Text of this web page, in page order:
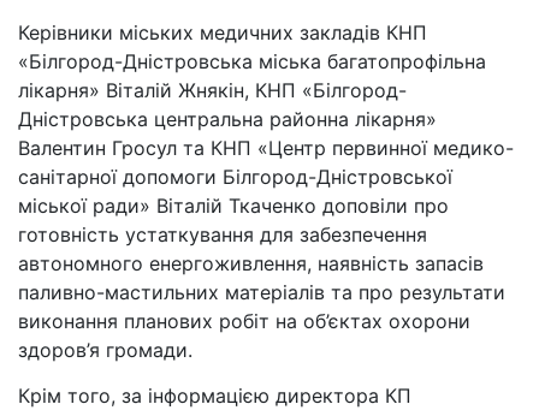
Керівники міських медичних закладів КНП
«Білгород-Дністровська міська багатопрофільна
лікарня» Віталій Жнякін, КНП «Білгород-
Дністровська центральна районна лікарня»
Валентин Гросул та КНП «Центр первинної медико-
санітарної допомоги Білгород-Дністровської
міської ради» Віталій Ткаченко доповіли про
готовність устаткування для забезпечення
автономного енергоживлення, наявність запасів
паливно-мастильних матеріалів та про результати
виконання планових робіт на об’єктах охорони
здоров’я громади.
Крім того, за інформацією директора КП